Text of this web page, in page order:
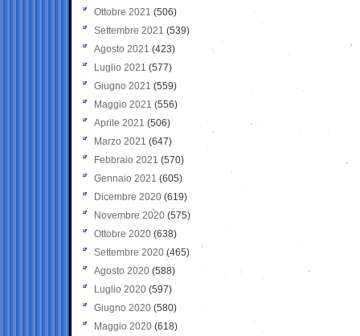
Ottobre 2021 (506)
Settembre 2021 (539)
Agosto 2021 (423)
Luglio 2021 (577)
Giugno 2021(559)
Maggio 2021 (556)
Aprile 2021 (506)
Marzo 2021 (647)
Febbraio 2021 (570)
Gennaio 2021 (605)
Dicembre 2020 (619)
Novembre 2020 (575)
Ottobre 2020 (638)
Settembre 2020(465)
Agosto 2020 (588)
Luglio 2020 (597)
Giugno 2020 (580)
Maggio 2020 (618)